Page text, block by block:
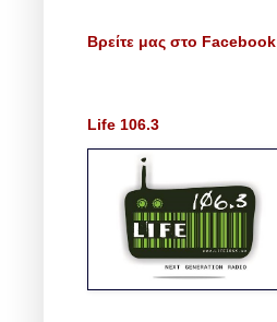
Βρείτε μας στο Facebook
Life 106.3